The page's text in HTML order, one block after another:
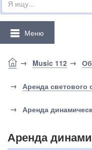
Меню
Music 112
Аренда светового
Аренда
Аренда